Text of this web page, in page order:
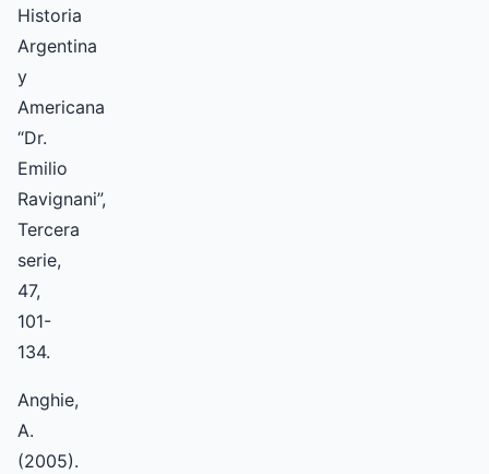
Historia
Argentina
y
Americana
“Dr.
Emilio
Ravignani”,
Tercera
serie,
47,
101-
134.
Anghie,
A.
(2005).